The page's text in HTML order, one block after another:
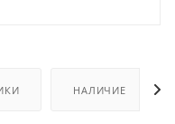
НАЛИЧИЕ